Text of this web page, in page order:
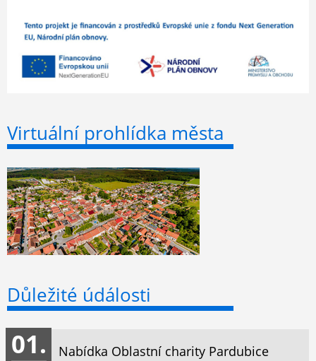
Virtuální prohlídka města
Důležité údálosti
Nabídka Oblastní charity Pardubice
01.